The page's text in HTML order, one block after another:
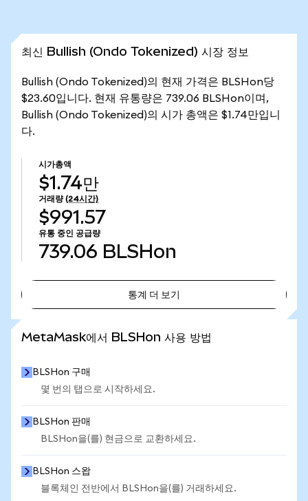
최신 Bullish (Ondo Tokenized) 시장 정보
Bullish (Ondo Tokenized)의 현재 가격은 BLSHon당
$23.60입니다. 현재 유통량은 739.06 BLSHon이며,
Bullish (Ondo Tokenized)의 시가 총액은 $1.74만입니
다.
시가총액
$1.74만
거래량 (24시간)
$991.57
유통 중인 공급량
739.06 BLSHon
통계 더 보기
MetaMask에서 BLSHon 사용 방법
BLSHon 구매
몇 번의 탭으로 시작하세요.
BLSHon 판매
BLSHon을(를) 현금으로 교환하세요.
BLSHon 스왑
블록체인 전반에서 BLSHon을(를) 거래하세요.